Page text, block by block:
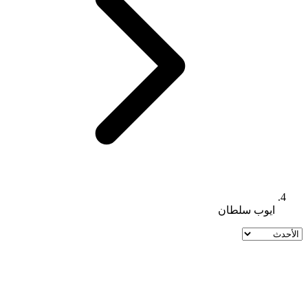
ايوب سلطان